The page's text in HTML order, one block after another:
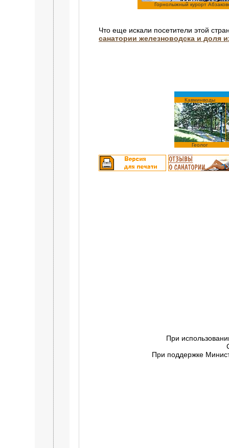
Горнолыжный курорт
Что еще искали посетители этой
санатории железноводска и доля
Кавминводы
Геолог
При
При поддержке